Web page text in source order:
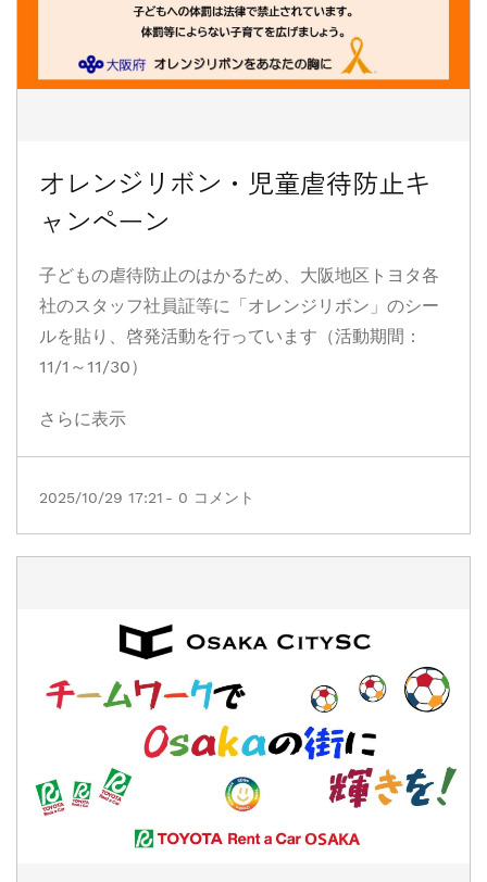
オレンジリボン・児童虐待防止キ
ャンペーン
子どもの虐待防止のはかるため、大阪地区トヨタ各
社のスタッフ社員証等に「オレンジリボン」のシー
ルを貼り、啓発活動を行っています（活動期間：
11/1～11/30）
さらに表示
2025/10/29 17:21 - 0 コメント